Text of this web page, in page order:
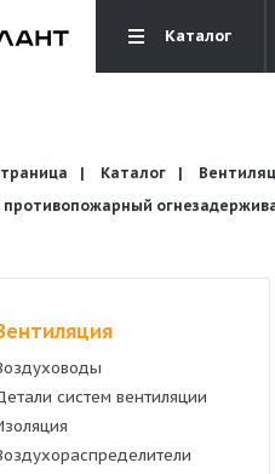
Каталог
и водоснабжение
Каталог
противопожарный
систем вентиляции